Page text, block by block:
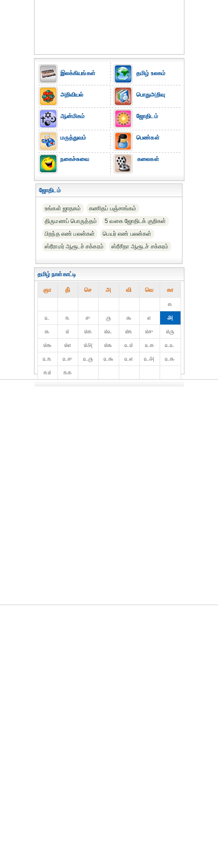
இலக்கியங்கள்
அறிவியல்
ஆன்மிகம்
மருத்துவம்
நகைச்சுவை
தமிழ் உலகம்
பொதுஅறிவு
ஜோதிடம்
பெண்கள்
கலைகள்
ஜோதிடம்
உங்கள் ஜாதகம்
கணிதப் பஞ்சாங்கம்
திருமணப் பொருத்தம்
5 வகை ஜோதிடக் குறிகள்
பிறந்த எண் பலன்கள்
பெயர் எண் பலன்கள்
ஸ்ரீராமர் ஆரூடச் சக்கரம்
ஸ்ரீசீதா ஆரூடச் சக்கரம்
தமிழ் நாள்காட்டி
ஞா தி் செ அ வி வெ கா
௧
௨
௩ ௪ ௫ ௬ ௭
௮
௯
௰ ௰௧ ௰௨ ௰௩ ௰௪
௰௫
௰௬
௰௭ ௰௮ ௰௯ ௨௰ ௨௧
௨௨
௨௩
௨௪ ௨௫ ௨௬ ௨௭ ௨௮
௨௯
௩௰
௩௧